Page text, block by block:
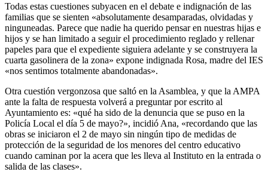
Todas estas cuestiones subyacen en el debate e indignación de las
familias que se sienten «absolutamente desamparadas, olvidadas y
ninguneadas. Parece que nadie ha querido pensar en nuestras hijas e
hijos y se han limitado a seguir el procedimiento reglado y rellenar
papeles para que el expediente siguiera adelante y se construyera la
cuarta gasolinera de la zona» expone indignada Rosa, madre del IES
«nos sentimos totalmente abandonadas».
Otra cuestión vergonzosa que saltó en la Asamblea, y que la AMPA
ante la falta de respuesta volverá a preguntar por escrito al
Ayuntamiento es: «qué ha sido de la denuncia que se puso en la
Policía Local el día 5 de mayo?», incidió Ana, «recordando que las
obras se iniciaron el 2 de mayo sin ningún tipo de medidas de
protección de la seguridad de los menores del centro educativo
cuando caminan por la acera que les lleva al Instituto en la entrada o
salida de las clases».